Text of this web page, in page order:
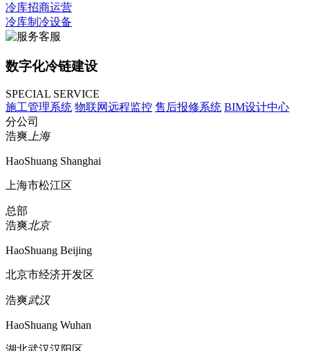
冷库招商运营
冷库制冷设备
数字化冷链建设
SPECIAL SERVICE
施工管理系统 物联网远程监控 售后报修系统 BIM设计中心
分公司
浩爽上海
HaoShuang Shanghai
上海市松江区
总部
浩爽北京
HaoShuang Beijing
北京市经济开发区
浩爽武汉
HaoShuang Wuhan